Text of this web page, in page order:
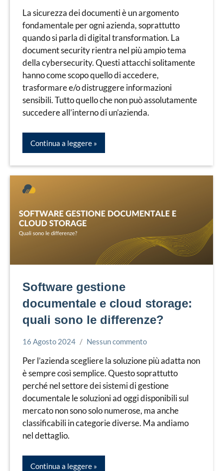
Villa
La sicurezza dei documenti è un argomento
fondamentale per ogni azienda, soprattutto
quando si parla di digital transformation. La
document security rientra nel più ampio tema
della cybersecurity. Questi attacchi solitamente
hanno come scopo quello di accedere,
trasformare e/o distruggere informazioni
sensibili. Tutto quello che non può assolutamente
succedere all’interno di un’azienda.
Continua a leggere
Software gestione
documentale e cloud storage:
quali sono le differenze?
Cloud
16 Agosto 2024
Simone
Leorato
Nessun commento
Per l’azienda scegliere la soluzione più adatta non
è sempre così semplice. Questo soprattutto
perché nel settore dei sistemi di gestione
documentale le soluzioni ad oggi disponibili sul
mercato non sono solo numerose, ma anche
classificabili in categorie diverse. Ma andiamo
nel dettaglio.
Continua a leggere